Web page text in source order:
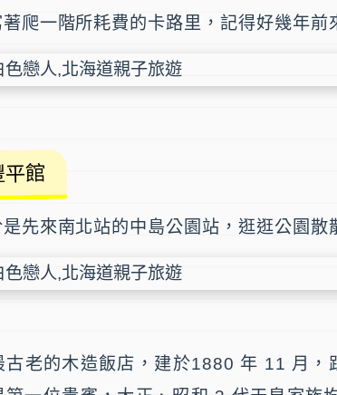
爬一階所耗費的卡路里，記得好幾年前
館
先來南北站的中島公園站，逛逛公園散
古老的木造飯店，建於1880 年 11 月，